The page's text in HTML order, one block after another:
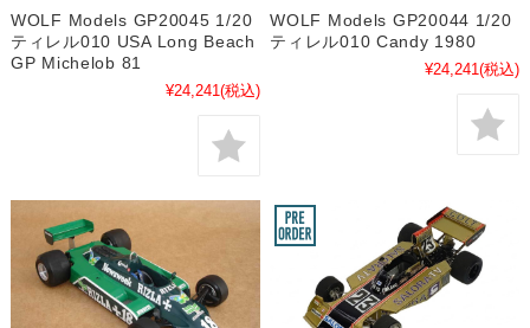
WOLF Models GP20045 1/20
ティレル010 USA Long Beach
GP Michelob 81
¥24,241(税込)
WOLF Models GP20044 1/20
ティレル010 Candy 1980
¥24,241(税込)